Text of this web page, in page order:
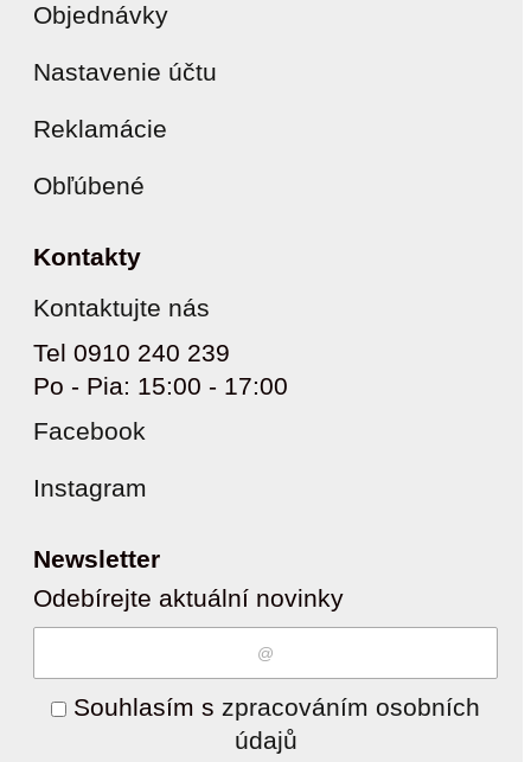
Objednávky
Nastavenie účtu
Reklamácie
Obľúbené
Kontakty
Kontaktujte nás
Tel 0910 240 239
Po - Pia: 15:00 - 17:00
Facebook
Instagram
Newsletter
Odebírejte aktuální novinky
Souhlasím s zpracováním osobních
údajů